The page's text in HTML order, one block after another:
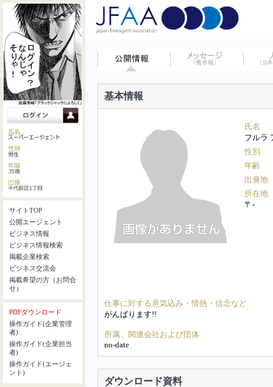
サイトTOP
公開エージェント
ビジネス情報
ビジネス情報検索
掲載企業検索
ビジネス交流会
掲載希望の方（お問合
せ）
PDFダウンロード
操作ガイド(企業管理
者)
操作ガイド(企業担当
者)
操作ガイド(エージェ
ント)
基本情報
氏名
フルラ
性別
年齢
出身地
所在地
〒-
仕事に対する意気込み・情熱・信念など
がんばります!!
所属、関連会社および団体
no-date
ダウンロード資料